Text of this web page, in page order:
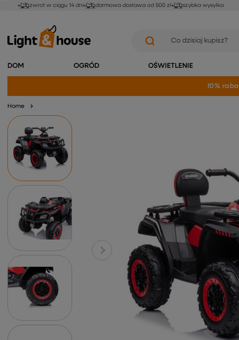
zwrot w ciągu 14 dni darmowa dostawa od 500 zł szybka wysyłka
DOM OGRÓD OŚWIETLENIE
10%
Home